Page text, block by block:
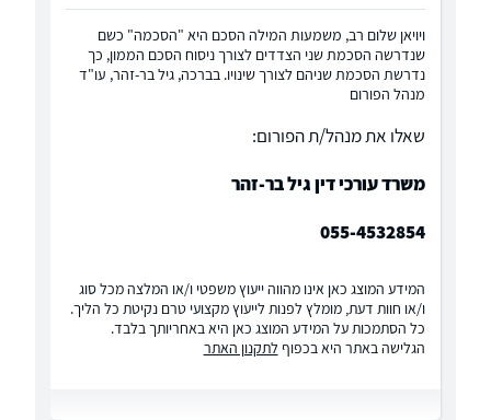
ויויאן שלום רב, משמעות המילה הסכם היא "הסכמה" כשם
שנדרשה הסכמת שני הצדדים לצורך ניסוח הסכם הממון, כך
נדרשת הסכמת שניהם לצורך שינויו. בברכה, גיל בר-זהר, עו"ד
מנהל הפורום
שאלו את מנהל/ת הפורום:
משרד עורכי דין גיל בר-זהר
055-4532854
המידע המוצג כאן אינו מהווה ייעוץ משפטי ו/או המלצה מכל סוג
ו/או חוות דעת, מומלץ לפנות לייעוץ מקצועי טרם נקיטת כל הליך.
כל הסתמכות על המידע המוצג כאן היא באחריותך בלבד.
הגלישה באתר היא בכפוף לתקנון האתר